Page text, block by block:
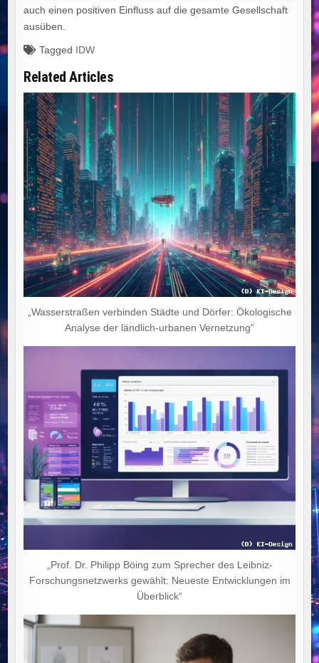
auch einen positiven Einfluss auf die gesamte Gesellschaft
ausüben.
Tagged IDW
Related Articles
„Wasserstraßen verbinden Städte und Dörfer: Ökologische
Analyse der ländlich-urbanen Vernetzung“
„Prof. Dr. Philipp Böing zum Sprecher des Leibniz-
Forschungsnetzwerks gewählt: Neueste Entwicklungen im
Überblick“